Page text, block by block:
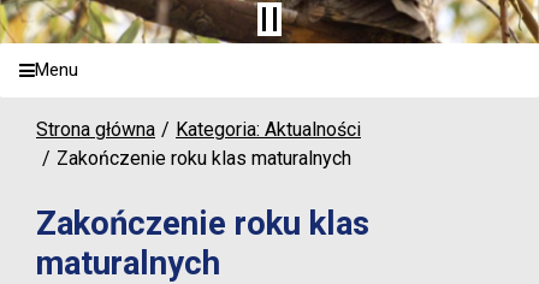
Menu
Strona główna
Kategoria: Aktualności
Zakończenie roku klas maturalnych
Zakończenie roku klas
maturalnych